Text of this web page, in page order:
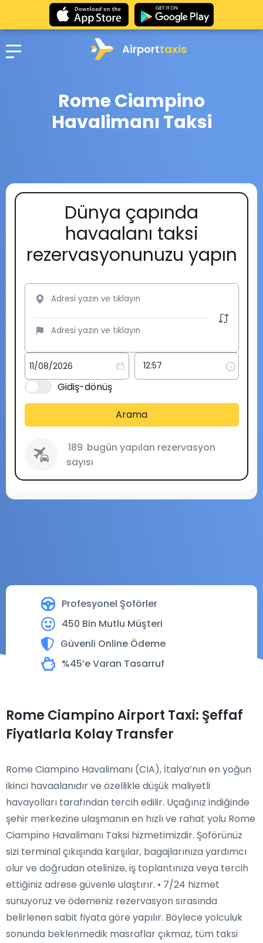
Airporttaxis
Rome Ciampino
Havalimanı Taksi
Profesyonel Şoförler
450 Bin Mutlu Müşteri
Güvenli Online Ödeme
%45’e Varan Tasarruf
Dünya çapında
havaalanı taksi
rezervasyonunuzu yapın
Gidiş-dönüş
Arama
189 bugün yapılan rezervasyon
sayısı
Rome Ciampino Airport Taxi: Şeffaf
Fiyatlarla Kolay Transfer
Rome Ciampino Havalimanı (CIA), İtalya’nın en yoğun
ikinci havaalanıdır ve özellikle düşük maliyetli
havayolları tarafından tercih edilir. Uçağınız indiğinde
şehir merkezine ulaşmanın en hızlı ve rahat yolu Rome
Ciampino Havalimanı Taksi hizmetimizdir. Şoförünüz
sizi terminal çıkışında karşılar, bagajlarınıza yardımcı
olur ve doğrudan otelinize, iş toplantınıza veya tercih
ettiğiniz adrese güvenle ulaştırır. • 7/24 hizmet
sunuyoruz ve ödemeniz rezervasyon sırasında
belirlenen sabit fiyata göre yapılır. Böylece yolculuk
sonunda beklenmedik masraflar çıkmaz, tüm taksi